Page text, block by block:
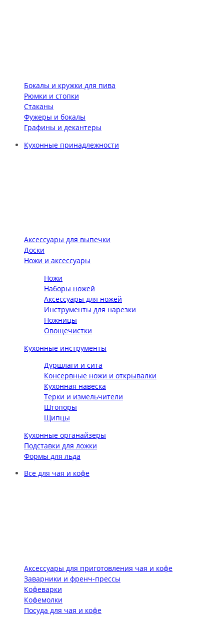
Бокалы и кружки для пива
Рюмки и стопки
Стаканы
Фужеры и бокалы
Графины и декантеры
Кухонные принадлежности
Аксессуары для выпечки
Доски
Ножи и аксессуары
Ножи
Наборы ножей
Аксессуары для ножей
Инструменты для нарезки
Ножницы
Овощечистки
Кухонные инструменты
Дуршлаги и сита
Консервные ножи и открывалки
Кухонная навеска
Терки и измельчители
Штопоры
Щипцы
Кухонные органайзеры
Подставки для ложки
Формы для льда
Все для чая и кофе
Аксессуары для приготовления чая и кофе
Заварники и френч-прессы
Кофеварки
Кофемолки
Посуда для чая и кофе